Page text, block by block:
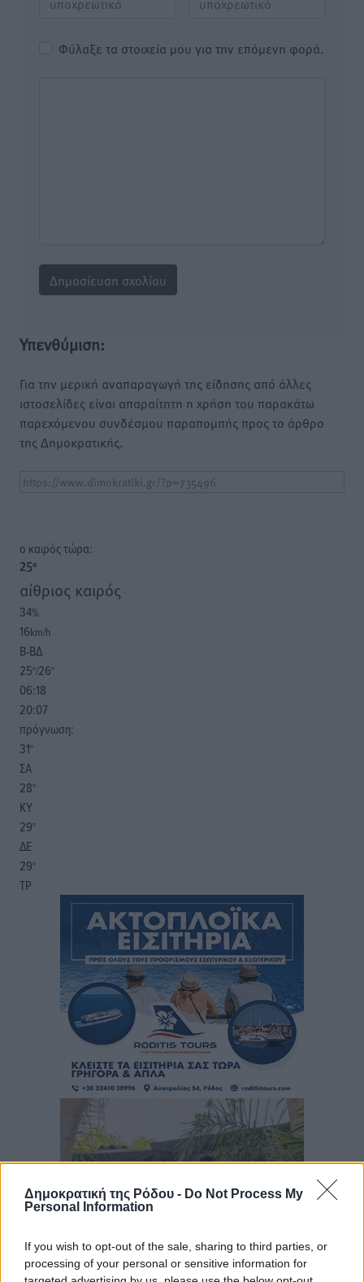
Δημοκρατική της Ρόδου - Do Not Process My
Personal Information
If you wish to opt-out of the sale, sharing to third parties, or
processing of your personal or sensitive information for
Φύλαξε τα στοιχεία μου για την επόμενη φορά.
Υπενθύμιση:
Για την μερική αναπαραγωγή της είδησης από άλλες
ιστοσελίδες είναι απαραίτητη η χρήση του παρακάτω
παρεχόμενου συνδέσμου παραπομπής προς το άρθρο
της Δημοκρατικής.
o καιρός τώρα:
25°
αίθριος καιρός
34%
16km/h
Β-ΒΔ
25°/26°
06:18
20:07
πρόγνωση:
31°
ΣΑ
28°
ΚΥ
29°
ΔΕ
29°
ΤΡ